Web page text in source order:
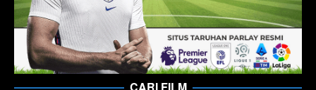
CARI FILM